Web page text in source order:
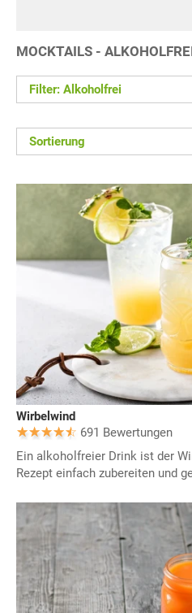
MOCKTAILS -
Filter: Alkoholfrei
Sortierung
Wirbelwind
691 Bewertungen
Ein alkoholfreier Drink ist der
Rezept einfach zubereiten und